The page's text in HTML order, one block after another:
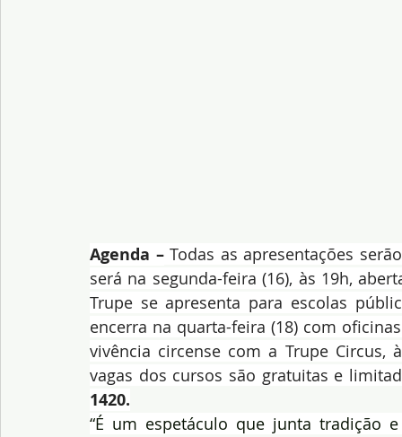
Agenda – Todas as apresentações
será na segunda-feira (16), às 19h,
Trupe se apresenta para escolas
encerra na quarta-feira (18) com
vivência circense com a Trupe Circus,
vagas dos cursos são gratuitas e
1420.
“É um espetáculo que junta tradição